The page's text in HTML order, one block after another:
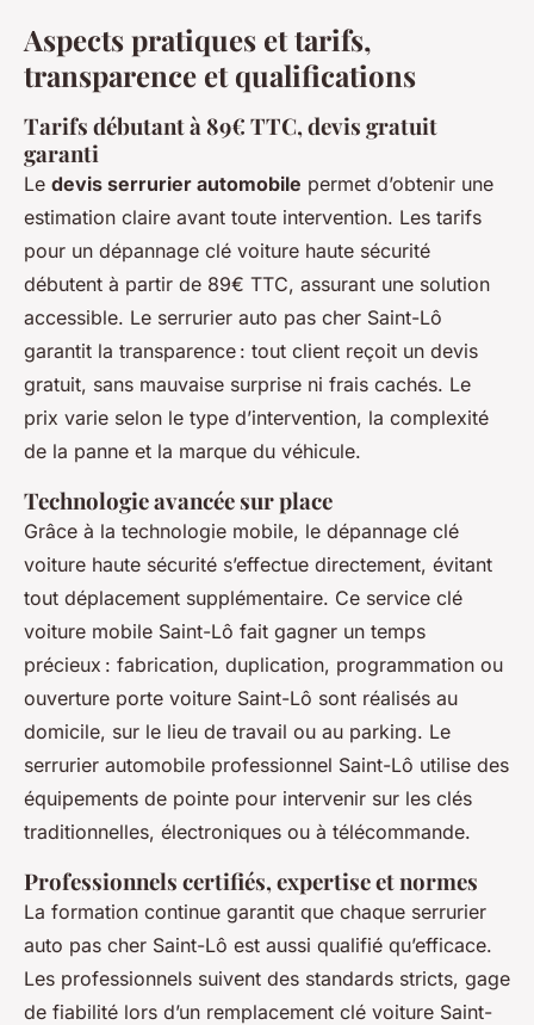
Aspects pratiques et tarifs,
transparence et qualifications
Tarifs débutant à 89€ TTC, devis gratuit
garanti
Le devis serrurier automobile permet d’obtenir une
estimation claire avant toute intervention. Les tarifs
pour un dépannage clé voiture haute sécurité
débutent à partir de 89€ TTC, assurant une solution
accessible. Le serrurier auto pas cher Saint-Lô
garantit la transparence : tout client reçoit un devis
gratuit, sans mauvaise surprise ni frais cachés. Le
prix varie selon le type d’intervention, la complexité
de la panne et la marque du véhicule.
Technologie avancée sur place
Grâce à la technologie mobile, le dépannage clé
voiture haute sécurité s’effectue directement, évitant
tout déplacement supplémentaire. Ce service clé
voiture mobile Saint-Lô fait gagner un temps
précieux : fabrication, duplication, programmation ou
ouverture porte voiture Saint-Lô sont réalisés au
domicile, sur le lieu de travail ou au parking. Le
serrurier automobile professionnel Saint-Lô utilise des
équipements de pointe pour intervenir sur les clés
traditionnelles, électroniques ou à télécommande.
Professionnels certifiés, expertise et normes
La formation continue garantit que chaque serrurier
auto pas cher Saint-Lô est aussi qualifié qu’efficace.
Les professionnels suivent des standards stricts, gage
de fiabilité lors d’un remplacement clé voiture Saint-